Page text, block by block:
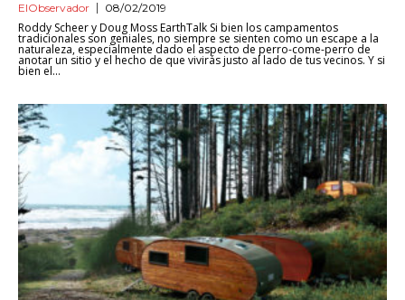
ElObservador 08/02/2019
Roddy Scheer y Doug Moss EarthTalk Si bien los campamentos
tradicionales son geniales, no siempre se sienten como un escape a la
naturaleza, especialmente dado el aspecto de perro-come-perro de
anotar un sitio y el hecho de que vivirás justo al lado de tus vecinos. Y si
bien el...